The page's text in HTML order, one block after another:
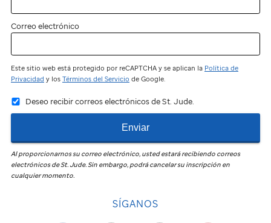
Correo electrónico
Este sitio web está protegido por reCAPTCHA y se aplican la Política de
Privacidad y los Términos del Servicio de Google.
Deseo recibir correos electrónicos de St. Jude.
Enviar
Al proporcionarnos su correo electrónico, usted estará recibiendo correos
electrónicos deSt. Jude.Sin embargo, podrá cancelar su inscripción en
cualquier momento.
SÍGANOS